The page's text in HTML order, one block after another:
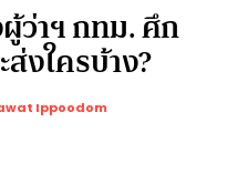
ว่าฯ กทม. ศึก
งใครบ้าง?
Ippoodom